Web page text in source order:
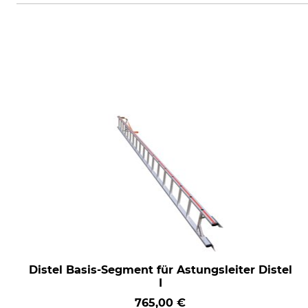
Distel Basis-Segment für Astungsleiter Distel
I
765,00 €